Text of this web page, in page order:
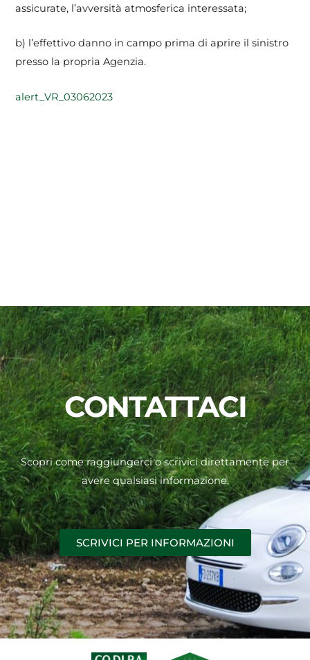
assicurate, l’avversità atmosferica interessata;
b) l’effettivo danno in campo prima di aprire il sinistro
presso la propria Agenzia.
alert_VR_03062023
CONTATTACI
Scopri come raggiungerci o scrivici direttamente per
avere qualsiasi informazione.
SCRIVICI PER INFORMAZIONI